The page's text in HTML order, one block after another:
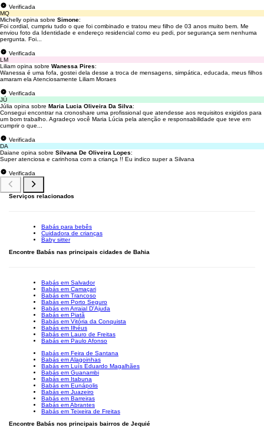
Verificada
MQ
Michelly opina sobre Simone:
Foi cordial, cumpriu tudo o que foi combinado e tratou meu filho de 03 anos muito bem. Me
enviou foto da Identidade e endereço residencial como eu pedi, por segurança sem nenhuma
pergunta. Foi...
Verificada
LM
Liliam opina sobre Wanessa Pires:
Wanessa é uma fofa, gostei dela desse a troca de mensagens, simpática, educada, meus filhos
amaram ela Atenciosamente Liliam Moraes
Verificada
JÚ
Júlia opina sobre Maria Lucia Oliveira Da Silva:
Consegui encontrar na cronoshare uma profissional que atendesse aos requisitos exigidos para
um bom trabalho. Agradeço você Maria Lúcia pela atenção e responsabilidade que teve em
cumprir o que...
Verificada
DA
Daiane opina sobre Silvana De Oliveira Lopes:
Super atenciosa e carinhosa com a criança !! Eu indico super a Silvana
Verificada
Serviços relacionados
Babás para bebês
Cuidadora de crianças
Baby sitter
Encontre Babás nas principais cidades de Bahia
Babás em Salvador
Babás em Camaçari
Babás em Trancoso
Babás em Porto Seguro
Babás em Arraial D'Ajuda
Babás em Piatã
Babás em Vitória da Conquista
Babás em Ilhéus
Babás em Lauro de Freitas
Babás em Paulo Afonso
Babás em Feira de Santana
Babás em Alagoinhas
Babás em Luís Eduardo Magalhães
Babás em Guanambi
Babás em Itabuna
Babás em Eunápolis
Babás em Juazeiro
Babás em Barreiras
Babás em Abrantes
Babás em Teixeira de Freitas
Encontre Babás nos principais bairros de Jequié